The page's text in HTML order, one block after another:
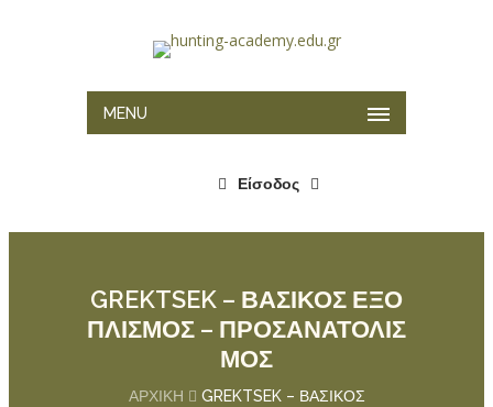
MENU
Είσοδος
GREKTSEK – ΒΑΣΙΚΟΣ ΕΞΟ
ΠΛΙΣΜΟΣ – ΠΡΟΣΑΝΑΤΟΛΙΣ
ΜΟΣ
ΑΡΧΙΚΉ
GREKTSEK – ΒΑΣΙΚΟΣ